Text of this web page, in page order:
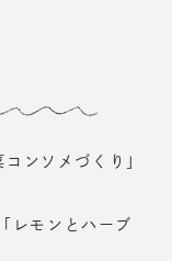
ンソメづくり」
レモンとハーブ